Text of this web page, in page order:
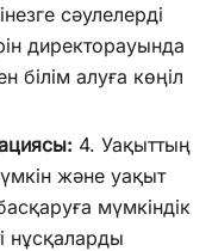
сәулелерді
директорауында
білім алуға көңіл
4. Уақыттың
және уақыт
мүмкіндік
нұсқаларды